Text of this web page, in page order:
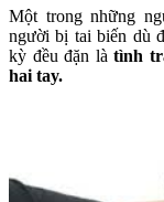
Một trong những
người bị tai biến dù
kỳ đều đặn là tình
hai tay.